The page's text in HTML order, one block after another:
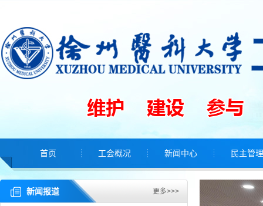
首页 工会概况 新闻中心 民主管理
更多>>>
新闻报道